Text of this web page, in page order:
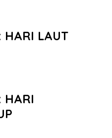
HARI LAUT
HARI